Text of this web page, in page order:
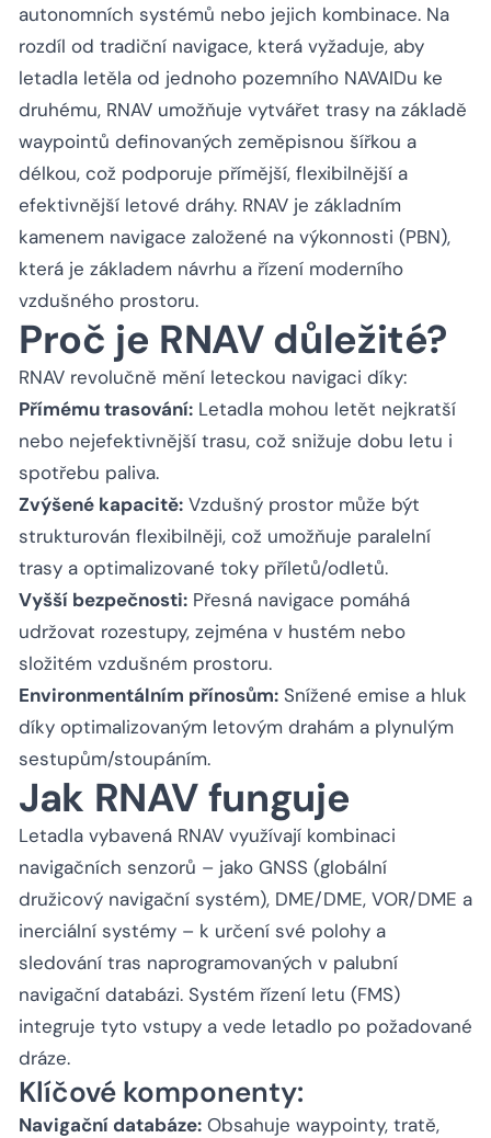
autonomních systémů nebo jejich kombinace. Na
rozdíl od tradiční navigace, která vyžaduje, aby
letadla letěla od jednoho pozemního NAVAIDu ke
druhému, RNAV umožňuje vytvářet trasy na základě
waypointů definovaných zeměpisnou šířkou a
délkou, což podporuje přímější, flexibilnější a
efektivnější letové dráhy. RNAV je základním
kamenem navigace založené na výkonnosti (PBN),
která je základem návrhu a řízení moderního
vzdušného prostoru.
Proč je RNAV důležité?
RNAV revolučně mění leteckou navigaci díky:
Přímému trasování: Letadla mohou letět nejkratší
nebo nejefektivnější trasu, což snižuje dobu letu i
spotřebu paliva.
Zvýšené kapacitě: Vzdušný prostor může být
strukturován flexibilněji, což umožňuje paralelní
trasy a optimalizované toky příletů/odletů.
Vyšší bezpečnosti: Přesná navigace pomáhá
udržovat rozestupy, zejména v hustém nebo
složitém vzdušném prostoru.
Environmentálním přínosům: Snížené emise a hluk
díky optimalizovaným letovým drahám a plynulým
sestupům/stoupáním.
Jak RNAV funguje
Letadla vybavená RNAV využívají kombinaci
navigačních senzorů – jako GNSS (globální
družicový navigační systém), DME/DME, VOR/DME a
inerciální systémy – k určení své polohy a
sledování tras naprogramovaných v palubní
navigační databázi. Systém řízení letu (FMS)
integruje tyto vstupy a vede letadlo po požadované
dráze.
Klíčové komponenty:
Navigační databáze: Obsahuje waypointy, tratě,